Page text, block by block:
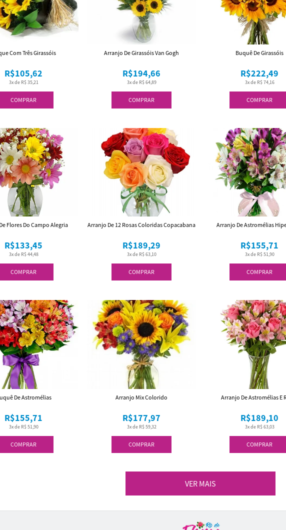
COMPRAR
3x de R$ 35,21
R$105,62
Buque Com Três Girassóis
COMPRAR
3x de R$ 64,89
R$194,66
Arranjo De Girassóis Van Gogh
COMPRAR
3x de R$ 74,16
R$222,49
Buquê De Girassóis
COMPRAR
3x de R$ 44,48
R$133,45
Flores Do Campo Alegria
COMPRAR
3x de R$ 63,10
R$189,29
Arranjo De 12 Rosas Coloridas Copacabana
COMPRAR
3x de R$ 51,90
R$155,71
Arranjo De Astromélias
COMPRAR
3x de R$ 51,90
R$155,71
De Astromélias
COMPRAR
3x de R$ 59,32
R$177,97
Arranjo Mix Colorido
COMPRAR
3x de R$ 63,03
R$189,10
Arranjo De Astromélias E
VER MAIS